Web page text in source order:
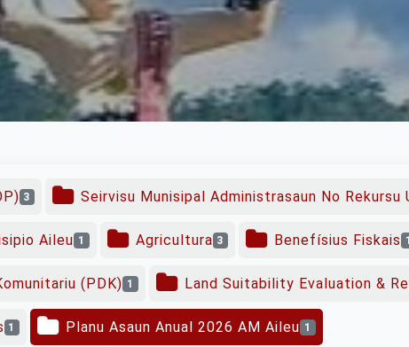
3 Seirvisu Munisipal Administrasaun No Rekursu
Aileu 1 Agricultura 3 Benefísius Fiskais 1
(PDK) 1 Land Suitability Evaluation &
1 Planu Asaun Anual 2026 AM Aileu 1